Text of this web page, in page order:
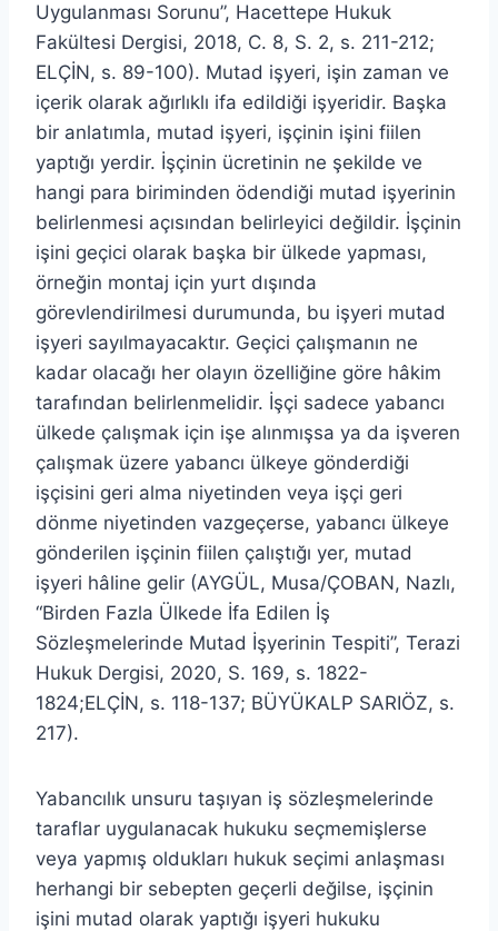
Uygulanması Sorunu”, Hacettepe Hukuk
Fakültesi Dergisi, 2018, C. 8, S. 2, s. 211-212;
ELÇİN, s. 89-100). Mutad işyeri, işin zaman ve
içerik olarak ağırlıklı ifa edildiği işyeridir. Başka
bir anlatımla, mutad işyeri, işçinin işini fiilen
yaptığı yerdir. İşçinin ücretinin ne şekilde ve
hangi para biriminden ödendiği mutad işyerinin
belirlenmesi açısından belirleyici değildir. İşçinin
işini geçici olarak başka bir ülkede yapması,
örneğin montaj için yurt dışında
görevlendirilmesi durumunda, bu işyeri mutad
işyeri sayılmayacaktır. Geçici çalışmanın ne
kadar olacağı her olayın özelliğine göre hâkim
tarafından belirlenmelidir. İşçi sadece yabancı
ülkede çalışmak için işe alınmışsa ya da işveren
çalışmak üzere yabancı ülkeye gönderdiği
işçisini geri alma niyetinden veya işçi geri
dönme niyetinden vazgeçerse, yabancı ülkeye
gönderilen işçinin fiilen çalıştığı yer, mutad
işyeri hâline gelir (AYGÜL, Musa/ÇOBAN, Nazlı,
“Birden Fazla Ülkede İfa Edilen İş
Sözleşmelerinde Mutad İşyerinin Tespiti”, Terazi
Hukuk Dergisi, 2020, S. 169, s. 1822-
1824;ELÇİN, s. 118-137; BÜYÜKALP SARIÖZ, s.
217).
Yabancılık unsuru taşıyan iş sözleşmelerinde
taraflar uygulanacak hukuku seçmemişlerse
veya yapmış oldukları hukuk seçimi anlaşması
herhangi bir sebepten geçerli değilse, işçinin
işini mutad olarak yaptığı işyeri hukuku